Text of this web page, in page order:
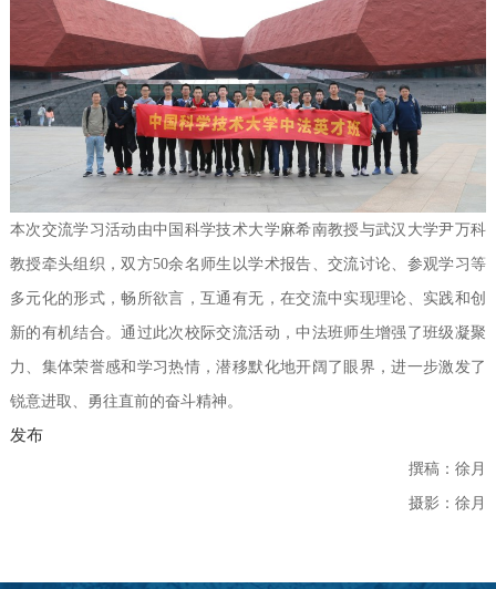
本次交流学习活动由中国科学技术大学麻希南教授与武汉大学尹万科
教授牵头组织，双方50余名师生以学术报告、交流讨论、参观学习等
多元化的形式，畅所欲言，互通有无，在交流中实现理论、实践和创
新的有机结合。通过此次校际交流活动，中法班师生增强了班级凝聚
力、集体荣誉感和学习热情，潜移默化地开阔了眼界，进一步激发了
锐意进取、勇往直前的奋斗精神。
发布
撰稿：徐月
摄影：徐月